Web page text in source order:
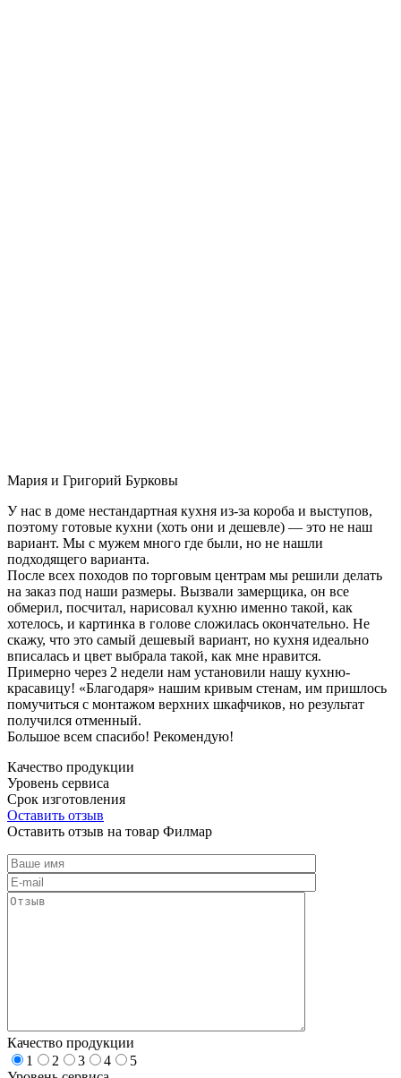
Мария и Григорий Бурковы
У нас в доме нестандартная кухня из-за короба и выступов,
поэтому готовые кухни (хоть они и дешевле) — это не наш
вариант. Мы с мужем много где были, но не нашли
подходящего варианта.
После всех походов по торговым центрам мы решили делать
на заказ под наши размеры. Вызвали замерщика, он все
обмерил, посчитал, нарисовал кухню именно такой, как
хотелось, и картинка в голове сложилась окончательно. Не
скажу, что это самый дешевый вариант, но кухня идеально
вписалась и цвет выбрала такой, как мне нравится.
Примерно через 2 недели нам установили нашу кухню-
красавицу! «Благодаря» нашим кривым стенам, им пришлось
помучиться с монтажом верхних шкафчиков, но результат
получился отменный.
Большое всем спасибо! Рекомендую!
Качество продукции
Уровень сервиса
Срок изготовления
Оставить отзыв
Оставить отзыв на товар Филмар
Качество продукции
1
2 3 4
5